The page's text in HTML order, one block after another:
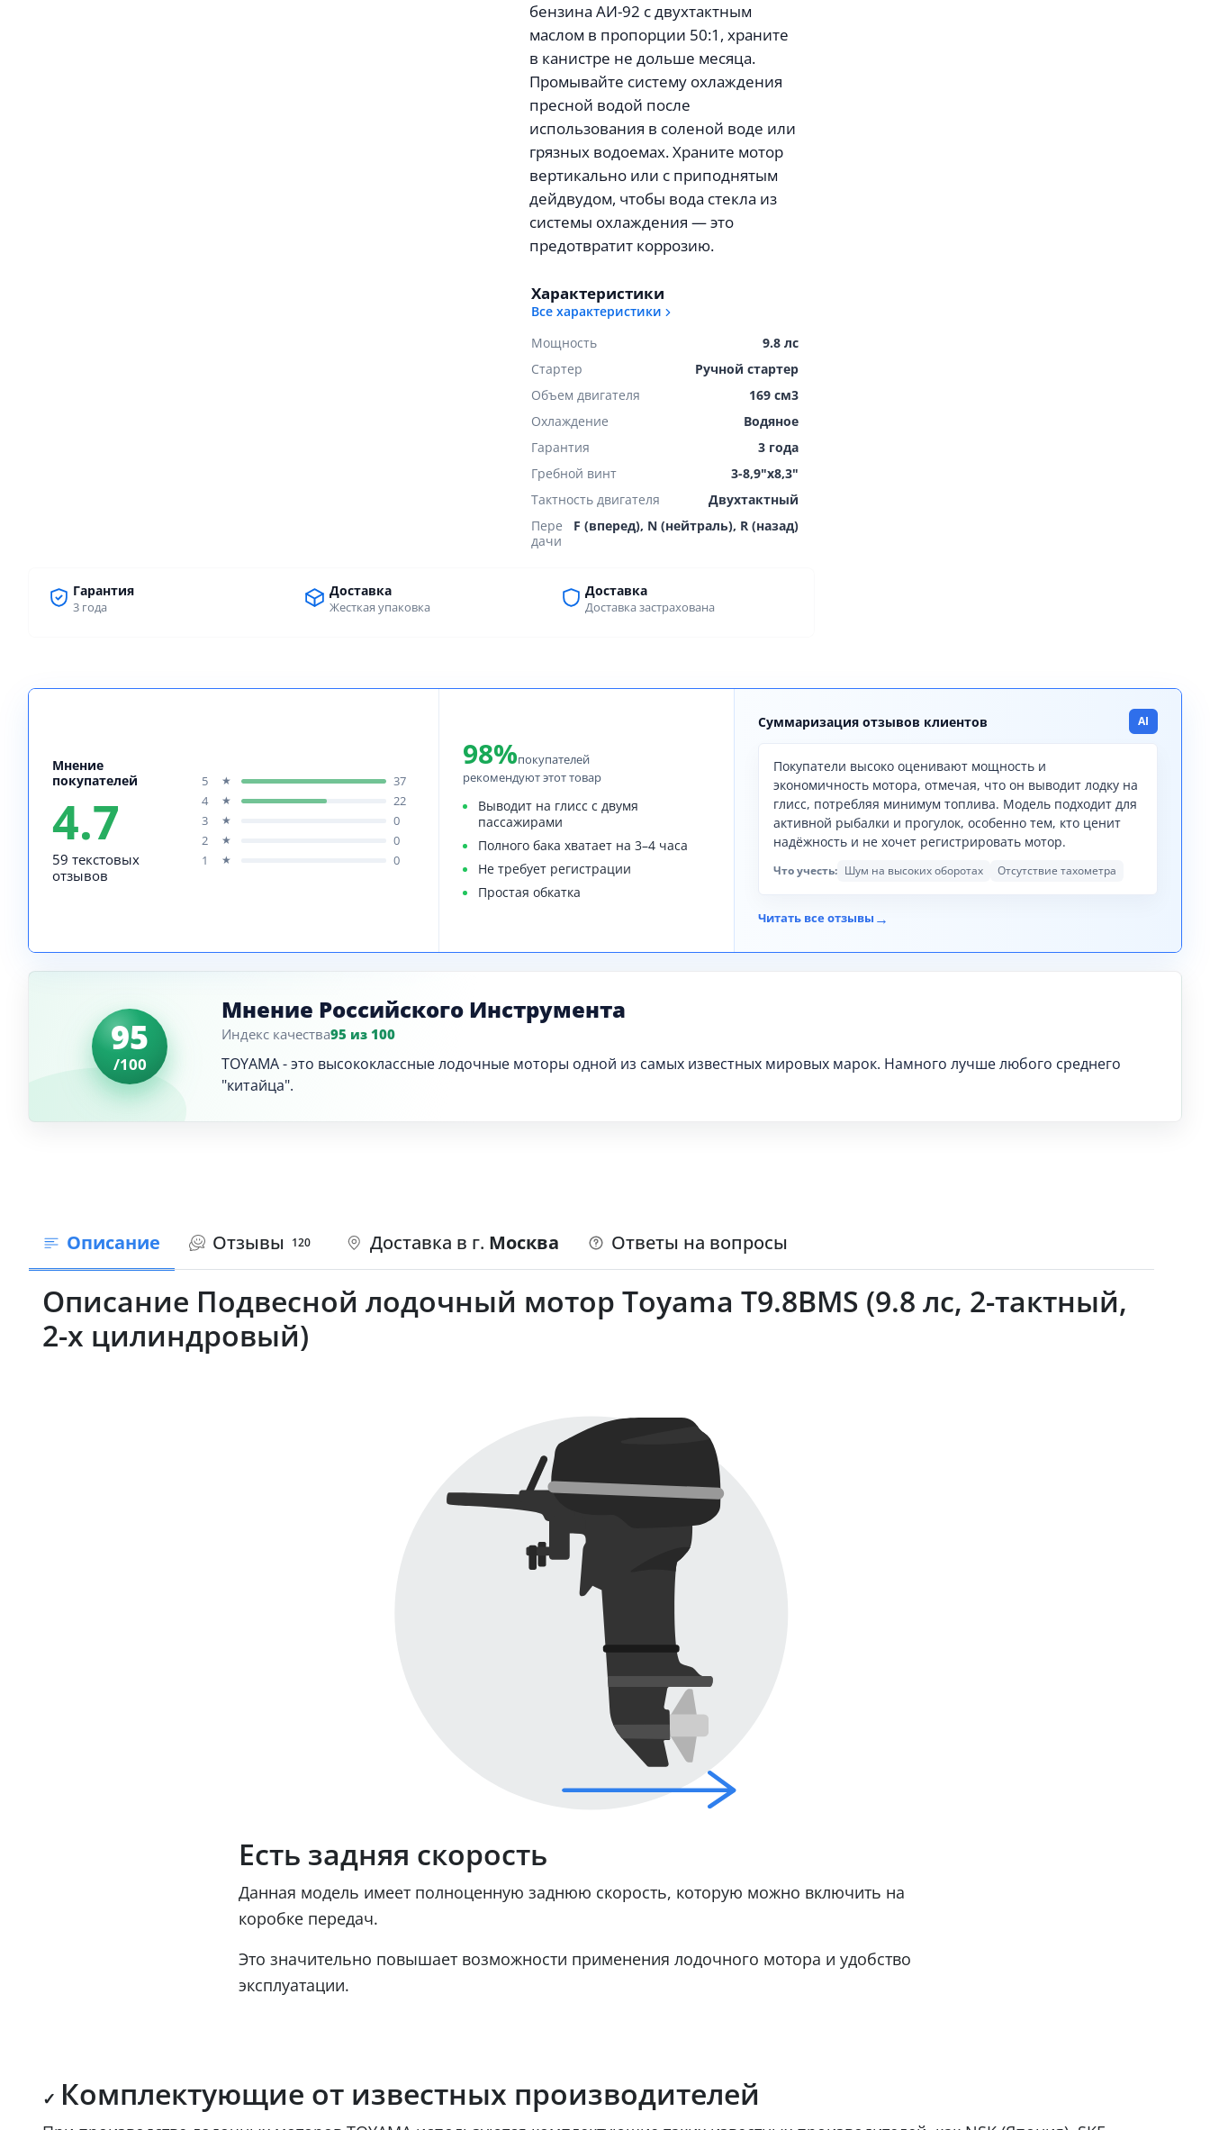
бензина АИ-92 с двухтактным
маслом в пропорции 50:1, храните
в канистре не дольше месяца.
Промывайте систему охлаждения
пресной водой после
использования в соленой воде или
грязных водоемах. Храните мотор
вертикально или с приподнятым
дейдвудом, чтобы вода стекла из
системы охлаждения — это
предотвратит коррозию.
Характеристики
Все характеристики
Мощность
9.8 лс
Стартер
Ручной стартер
Объем двигателя
169 см3
Охлаждение
Водяное
Гарантия
3 года
Гребной винт
3-8,9"х8,3"
Тактность двигателя
Двухтактный
Пере
дачи
F (вперед), N (нейтраль), R (назад)
Гарантия
3 года
Доставка
Жесткая упаковка
Доставка
Доставка застрахована
Мнение
покупателей
4.7
59 текстовых
отзывов
5 ★
37
4
★
22
3
★
0
2
★
0
1
★ 0
98%покупателей
рекомендуют этот товар
Выводит на глисс с двумя
пассажирами
Полного бака хватает на 3–4 часа
Не требует регистрации
Простая обкатка
Суммаризация отзывов клиентов AI
Покупатели высоко оценивают мощность и
экономичность мотора, отмечая, что он выводит лодку на
глисс, потребляя минимум топлива. Модель подходит для
активной рыбалки и прогулок, особенно тем, кто ценит
надёжность и не хочет регистрировать мотор.
Что учесть: Шум на высоких оборотах Отсутствие тахометра
Читать все отзывы →
95
/100
Мнение Российского Инструмента
Индекс качества95 из 100
TOYAMA - это высококлассные лодочные моторы одной из самых известных мировых марок. Намного лучше любого среднего
"китайца".
Описание Отзывы 120 Доставка в г. Москва Ответы на вопросы
Описание Подвесной лодочный мотор Toyama T9.8BMS (9.8 лс, 2-тактный,
2-х цилиндровый)
Есть задняя скорость
Данная модель имеет полноценную заднюю скорость, которую можно включить на
коробке передач.
Это значительно повышает возможности применения лодочного мотора и удобство
эксплуатации.
✓ Комплектующие от известных производителей